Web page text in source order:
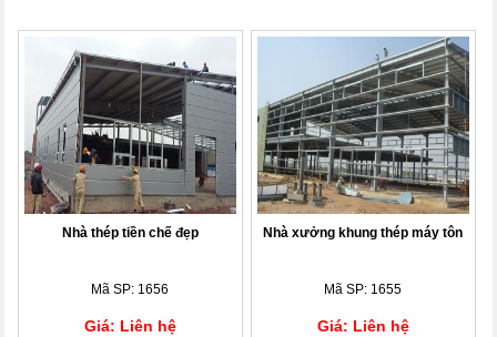
Nhà thép tiền chế đẹp
Mã SP: 1656
Giá: Liên hệ
Nhà xưởng khung thép máy tôn
Mã SP: 1655
Giá: Liên hệ